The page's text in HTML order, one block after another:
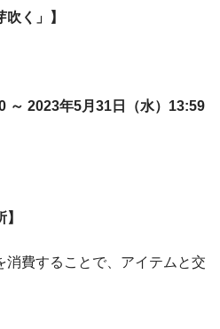
く」】
～ 2023年5月31日（水）13:59
消費することで、アイテムと交